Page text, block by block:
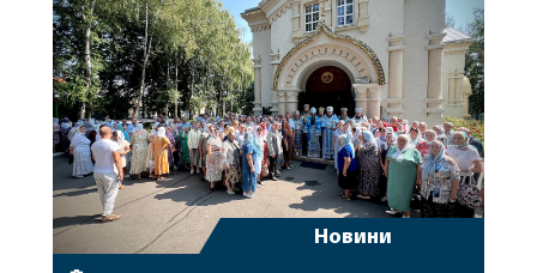
благословенних успіхів у подальшому
архіпастирському служінні. […]
Новини